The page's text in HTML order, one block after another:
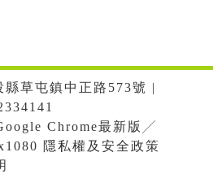
縣草屯鎮中正路573號 |
Chrome最新版╱
隱私權及安全政策